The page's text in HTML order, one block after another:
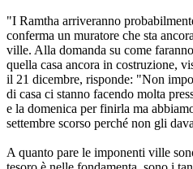
"I Ramtha arriveranno
conferma un muratore che sta
ville. Alla domanda su come
quella casa ancora in costruzione,
il 21 dicembre, risponde: "Non
di casa ci stanno facendo molta
e la domenica per finirla ma
settembre scorso perché non gli
A quanto pare le imponenti ville